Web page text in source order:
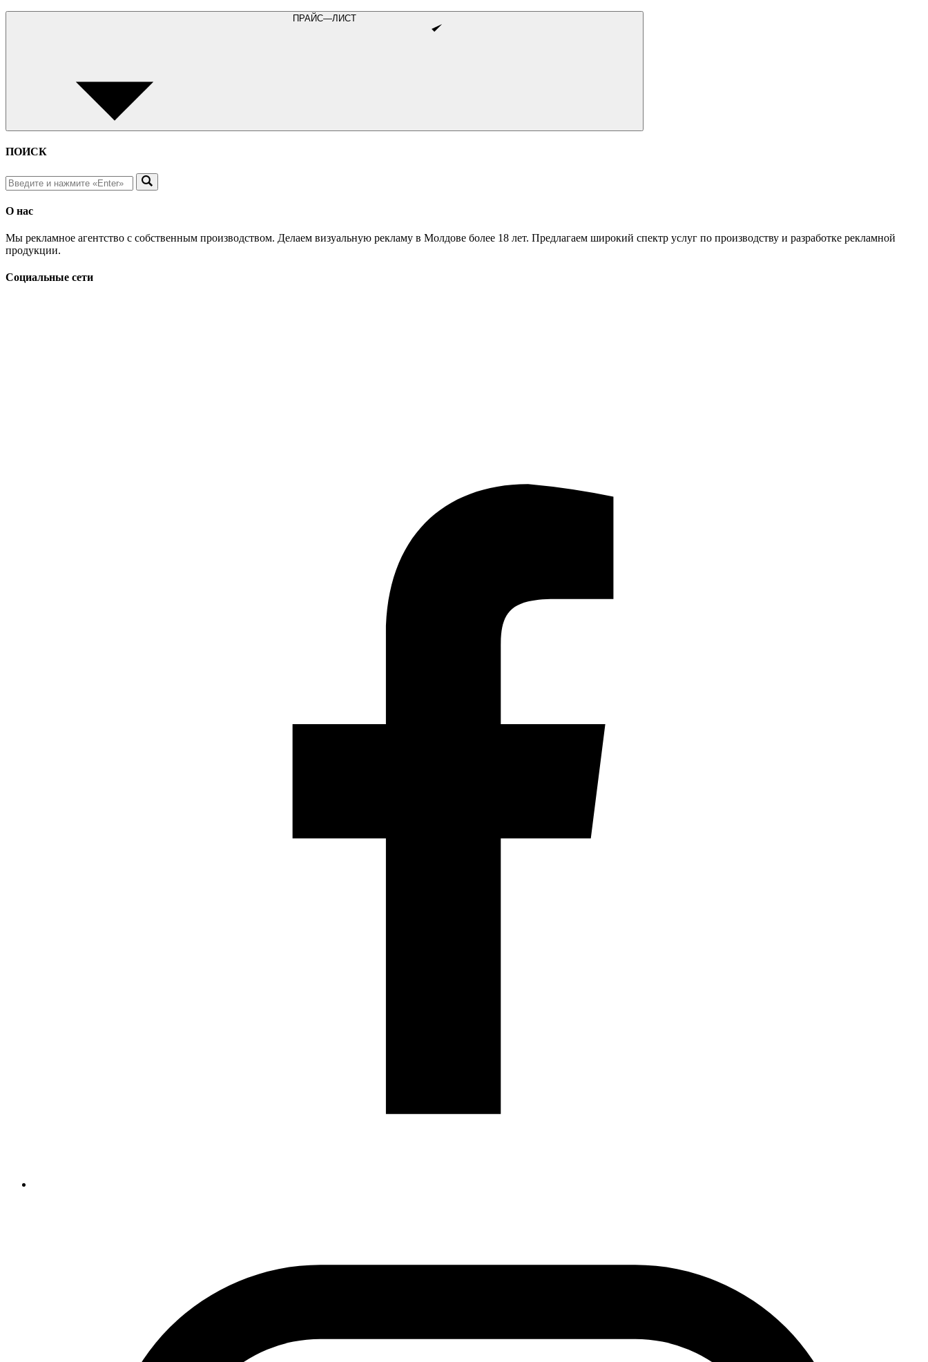
ПРАЙС—ЛИСТ
ПОИСК
О нас
Мы рекламное агентство с собственным производством. Делаем визуальную рекламу в Молдове более 18 лет. Предлагаем широкий спектр услуг по производству и разработке рекламной
продукции.
Социальные сети